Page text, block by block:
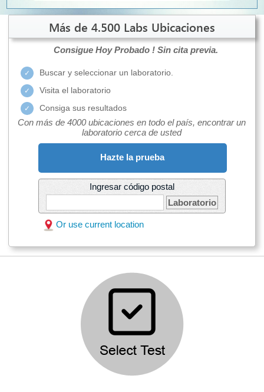
Más de 4.500 Labs Ubicaciones
Consigue Hoy Probado ! Sin cita previa.
Buscar y seleccionar un laboratorio.
Visita el laboratorio
Consiga sus resultados
Con más de 4000 ubicaciones en todo el país, encontrar un
laboratorio cerca de usted
Hazte la prueba
Ingresar código postal
Laboratorio
Or use current location